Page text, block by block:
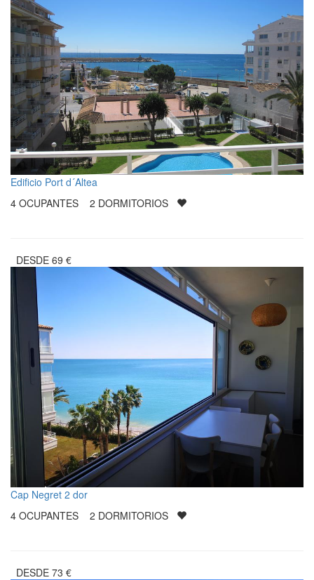
Edificio Port d´Altea
4 OCUPANTES 2 DORMITORIOS
DESDE 69 €
Cap Negret 2 dor
4 OCUPANTES 2 DORMITORIOS
DESDE 73 €